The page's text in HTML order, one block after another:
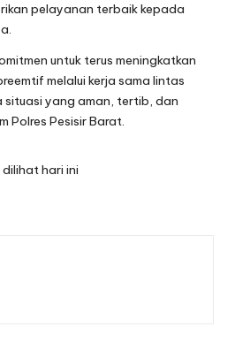
pelayanan terbaik kepada
untuk terus meningkatkan
melalui kerja sama lintas
yang aman, tertib, dan
Polres Pesisir Barat.
dilihat hari ini